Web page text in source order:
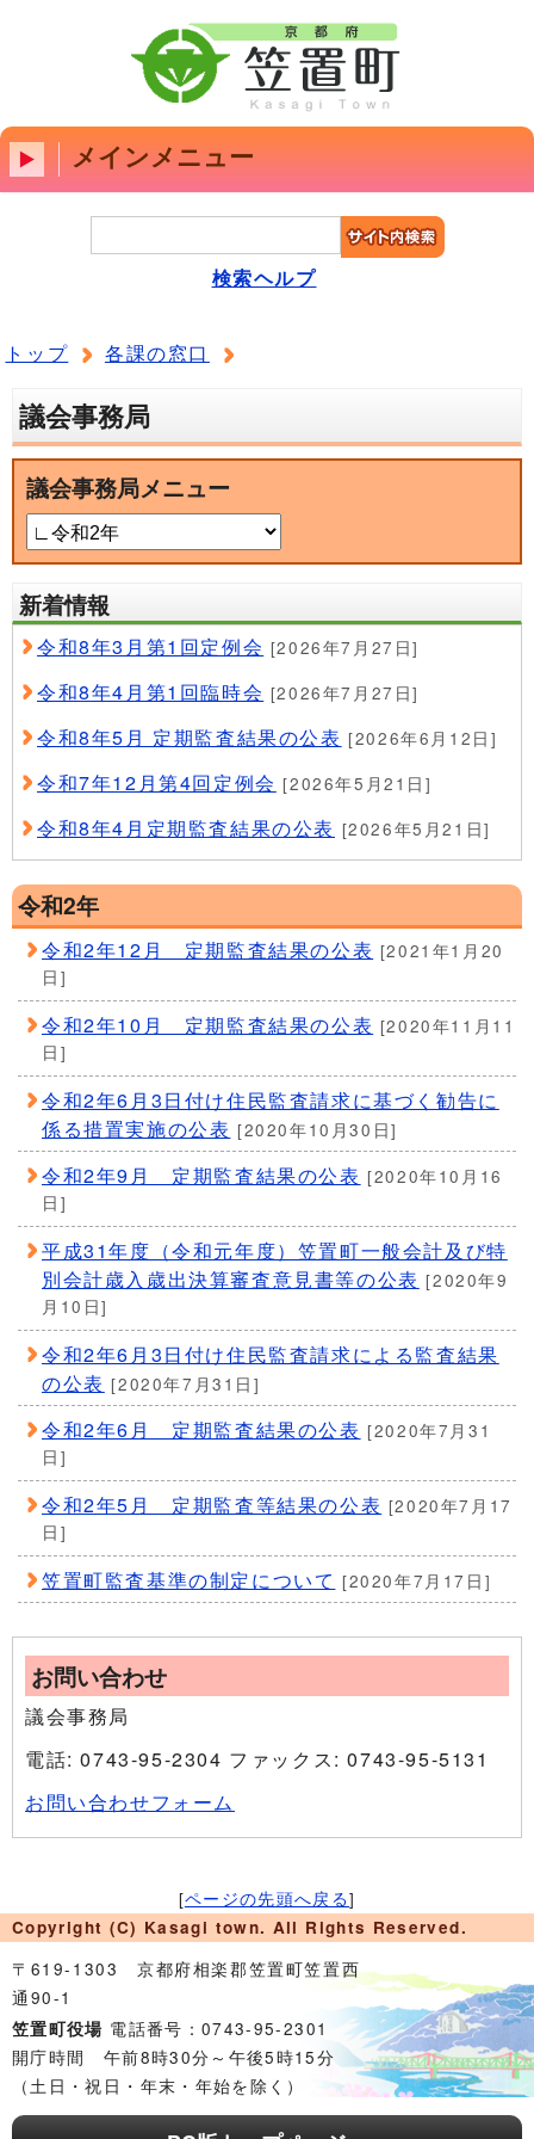
メインメニュー
検索ヘルプ
トップ 各課の窓口
議会事務局
議会事務局メニュー
新着情報
令和8年3月第1回定例会 [2026年7月27日]
令和8年4月第1回臨時会 [2026年7月27日]
令和8年5月 定期監査結果の公表 [2026年6月12日]
令和7年12月第4回定例会 [2026年5月21日]
令和8年4月定期監査結果の公表 [2026年5月21日]
令和2年
令和2年12月 定期監査結果の公表 [2021年1月20
日]
令和2年10月 定期監査結果の公表 [2020年11月11
日]
令和2年6月3日付け住民監査請求に基づく勧告に
係る措置実施の公表 [2020年10月30日]
令和2年9月 定期監査結果の公表 [2020年10月16
日]
平成31年度（令和元年度）笠置町一般会計及び特
別会計歳入歳出決算審査意見書等の公表 [2020年9
月10日]
令和2年6月3日付け住民監査請求による監査結果
の公表 [2020年7月31日]
令和2年6月 定期監査結果の公表 [2020年7月31
日]
令和2年5月 定期監査等結果の公表 [2020年7月17
日]
笠置町監査基準の制定について [2020年7月17日]
お問い合わせ
議会事務局
電話: 0743-95-2304 ファックス: 0743-95-5131
お問い合わせフォーム
[ページの先頭へ戻る]
Copyright (C) Kasagi town. All Rights Reserved.
〒619-1303 京都府相楽郡笠置町笠置西
通90-1
笠置町役場 電話番号：0743-95-2301
開庁時間 午前8時30分～午後5時15分
（土日・祝日・年末・年始を除く）